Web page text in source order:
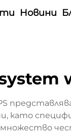
Новини
като
множество